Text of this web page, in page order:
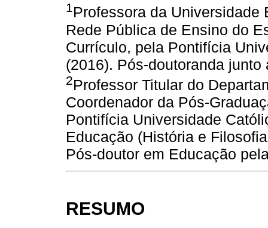
1Professora da Universidade
Rede Pública de Ensino do
Currículo, pela Pontifícia
(2016). Pós-doutoranda junto
2Professor Titular do
Coordenador da Pós-
Pontifícia Universidade
Educação (História e
Pós-doutor em Educação
RESUMO